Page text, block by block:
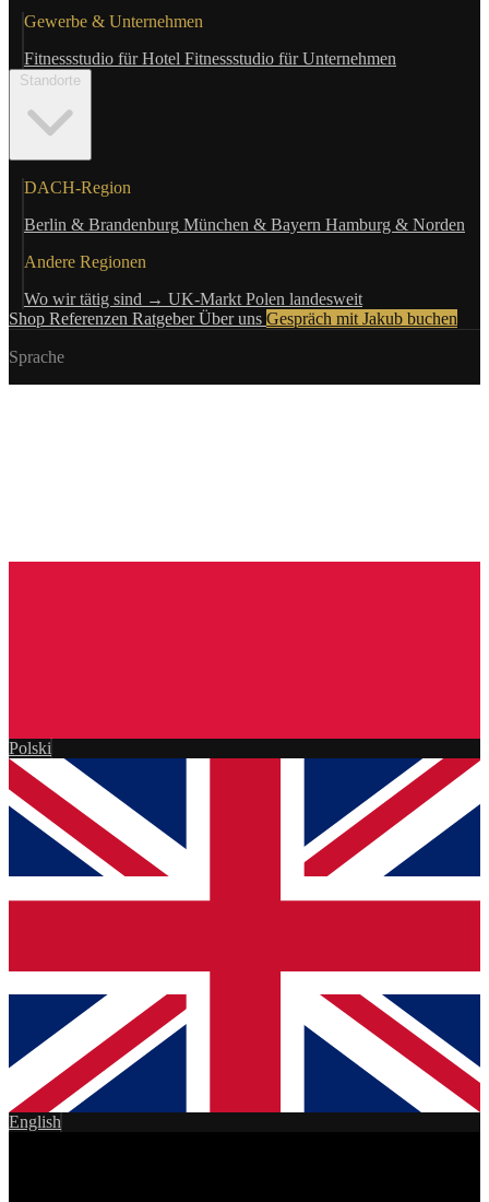
Gewerbe & Unternehmen
Fitnessstudio für Hotel Fitnessstudio für Unternehmen
Standorte
DACH-Region
Berlin & Brandenburg München & Bayern Hamburg & Norden
Andere Regionen
Wo wir tätig sind → UK-Markt Polen landesweit
Shop Referenzen RatgeberÜber uns Gespräch mit Jakub buchen
Sprache
Polski
English